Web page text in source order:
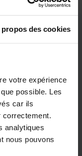
propos des cookies
votre expérience
possible. Les
car ils
correctement.
analytiques
nous pouvons